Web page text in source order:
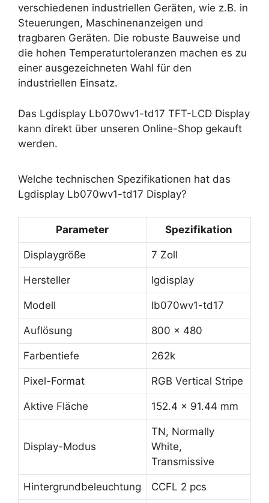
verschiedenen industriellen Geräten, wie z.B. in
Steuerungen, Maschinenanzeigen und
tragbaren Geräten. Die robuste Bauweise und
die hohen Temperaturtoleranzen machen es zu
einer ausgezeichneten Wahl für den
industriellen Einsatz.
Das Lgdisplay Lb070wv1-td17 TFT-LCD Display
kann direkt über unseren Online-Shop gekauft
werden.
Welche technischen Spezifikationen hat das
Lgdisplay Lb070wv1-td17 Display?
Parameter Spezifikation
Displaygröße 7 Zoll
Hersteller lgdisplay
Modell lb070wv1-td17
Auflösung 800 x 480
Farbentiefe 262k
Pixel-Format RGB Vertical Stripe
Aktive Fläche 152.4 x 91.44 mm
Display-Modus
TN, Normally
White,
Transmissive
Hintergrundbeleuchtung CCFL 2 pcs